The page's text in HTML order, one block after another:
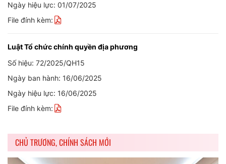
Ngày hiệu lực: 01/07/2025
File đính kèm:
Luật Tổ chức chính quyền địa phương
Số hiệu: 72/2025/QH15
Ngày ban hành: 16/06/2025
Ngày hiệu lực: 16/06/2025
File đính kèm:
CHỦ TRƯƠNG, CHÍNH SÁCH MỚI